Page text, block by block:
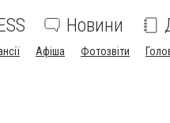
Новини
Афіша Фотозвіти